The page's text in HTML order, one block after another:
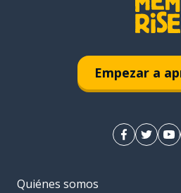
Empezar a
Quiénes somos